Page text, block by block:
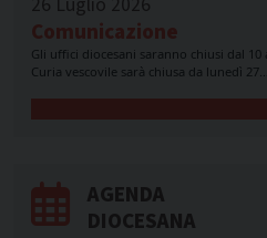
Comunicazione
Gli uffici diocesani saranno chiusi dal
Curia vescovile sarà chiusa da lunedì 27…
AGENDA
DIOCESANA